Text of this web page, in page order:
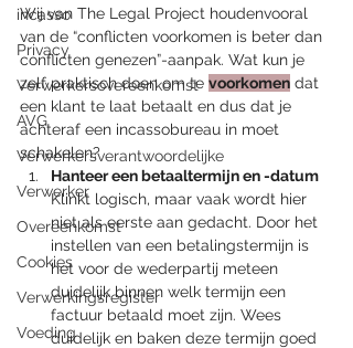
incasso
Privacy
Verwerkersovereenkomst
AVG
Verwerkersverantwoordelijke
Verwerker
Overeenkomst
Cookies
Verwerkingsregister
Voeding
Wij van The Legal Project houdenvooral
van de “conflicten voorkomen is beter dan
conflicten genezen”-aanpak. Wat kun je
zelf praktisch doen om te voorkomen dat
een klant te laat betaalt en dus dat je
achteraf een incassobureau in moet
schakelen?
Hanteer een betaaltermijn en -datum
Klinkt logisch, maar vaak wordt hier
niet als eerste aan gedacht. Door het
instellen van een betalingstermijn is
het voor de wederpartij meteen
duidelijk binnen welk termijn een
factuur betaald moet zijn. Wees
duidelijk en baken deze termijn goed